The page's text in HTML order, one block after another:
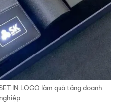
IN LOGO làm quà tặng doanh
nghiệp